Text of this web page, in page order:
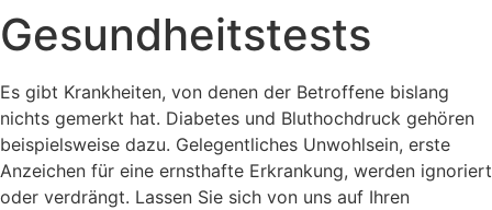
Gesundheitstests
Es gibt Krankheiten, von denen der Betroffene bislang
nichts gemerkt hat. Diabetes und Bluthochdruck gehören
beispielsweise dazu. Gelegentliches Unwohlsein, erste
Anzeichen für eine ernsthafte Erkrankung, werden ignoriert
oder verdrängt. Lassen Sie sich von uns auf Ihren